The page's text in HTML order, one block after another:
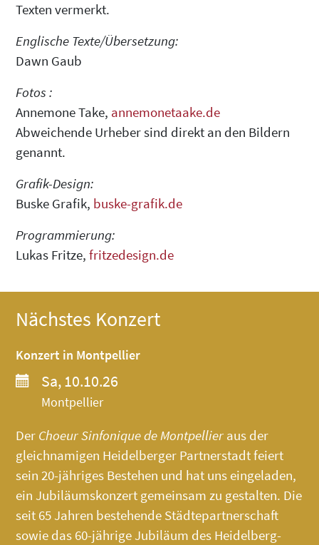
Texten vermerkt.
Englische Texte/Übersetzung:
Dawn Gaub
Fotos :
Annemone Take, annemonetaake.de
Abweichende Urheber sind direkt an den Bildern
genannt.
Grafik-Design:
Buske Grafik, buske-grafik.de
Programmierung:
Lukas Fritze, fritzedesign.de
Nächstes Konzert
Konzert in Montpellier
Sa, 10.10.26
Montpellier
Der Choeur Sinfonique de Montpellier aus der
gleichnamigen Heidelberger Partnerstadt feiert
sein 20-jähriges Bestehen und hat uns eingeladen,
ein Jubiläumskonzert gemeinsam zu gestalten. Die
seit 65 Jahren bestehende Städtepartnerschaft
sowie das 60-jährige Jubiläum des Heidelberg-